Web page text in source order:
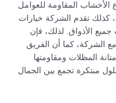
المقاومة للعوامل
كذلك تقدم الشركة خيارات
الأذواق. لذلك، فإن
مع الشركة، كما أن الفريق
المظلات ومقاومتها
مبتكرة تجمع بين الجمال